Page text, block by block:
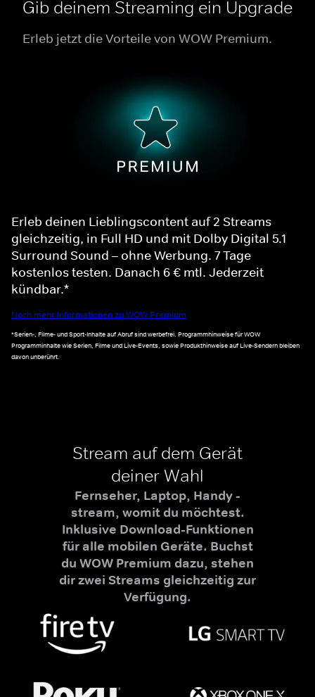
Gib deinem Streaming ein Upgrade
Erleb jetzt die Vorteile von WOW Premium.
Erleb deinen Lieblingscontent auf 2 Streams
gleichzeitig, in Full HD und mit Dolby Digital 5.1
Surround Sound – ohne Werbung. 7 Tage
kostenlos testen. Danach 6 € mtl. Jederzeit
kündbar.*
Noch mehr Informationen zu WOW Premium
*Serien-, Filme- und Sport-Inhalte auf Abruf sind werbefrei. Programmhinweise für WOW
Programminhalte wie Serien, Filme und Live-Events, sowie Produkthinweise auf Live-Sendern bleiben
davon unberührt.
Stream auf dem Gerät
deiner Wahl
Fernseher, Laptop, Handy -
stream, womit du möchtest.
Inklusive Download-Funktionen
für alle mobilen Geräte. Buchst
du WOW Premium dazu, stehen
dir zwei Streams gleichzeitig zur
Verfügung.